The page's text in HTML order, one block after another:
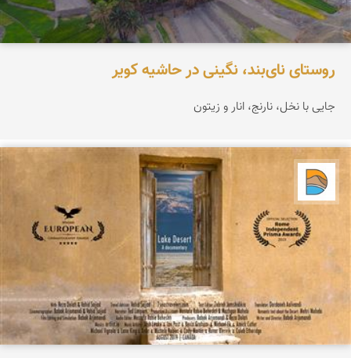
روستای نای‌بند، نگینی در حاشیه کویر
جایی با نخل، نارنج، انار و زیتون